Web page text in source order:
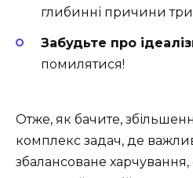
глибинні причини
Забудьте про
помилятися!
Отже, як бачите,
комплекс задач, де
збалансоване харчування,